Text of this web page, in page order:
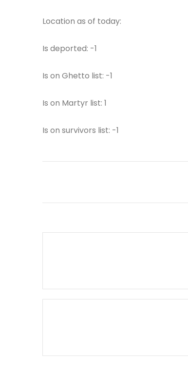
Location as of today:
Is deported: -1
Is on Ghetto list: -1
Is on Martyr list: 1
Is on survivors list: -1